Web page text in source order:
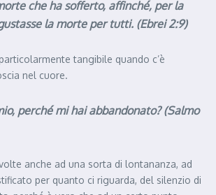
che ha sofferto, affinché, per la
la morte per tutti. (Ebrei 2:9)
tangibile quando c’è
nel cuore.
perché mi hai abbandonato? (Salmo
anche ad una sorta di lontananza, ad
per quanto ci riguarda, del silenzio di